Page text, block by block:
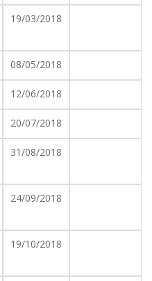
19/03/2018
08/05/2018
12/06/2018
20/07/2018
31/08/2018
24/09/2018
19/10/2018